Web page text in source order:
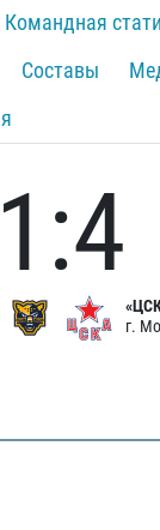
Командная
Составы
1:4
г.